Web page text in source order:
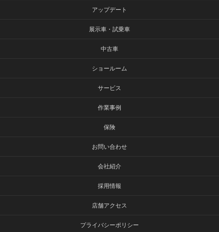
アップデート
展示車・試乗車
中古車
ショールーム
サービス
作業事例
保険
お問い合わせ
会社紹介
採用情報
店舗アクセス
プライバシーポリシー